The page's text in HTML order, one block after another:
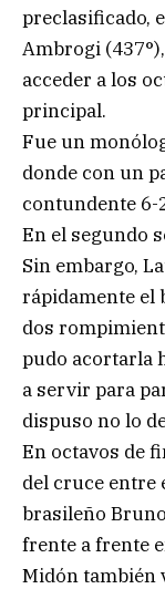
preclasificado,
Ambrogi
acceder a los
principal.
Fue un
donde con un
contundente 6-
En el segundo
Sin embargo,
rápidamente el
dos
pudo acortarla
a servir para
dispuso no lo
En octavos de
del cruce entre
brasileño
frente a frente
Midón también